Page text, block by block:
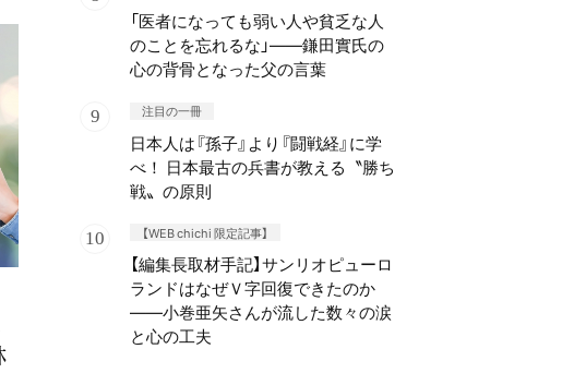
「医者になっても弱い人や貧乏な人
のことを忘れるな」——鎌田實氏の
心の背骨となった父の言葉
注目の一冊
日本人は『孫子』より『闘戦経』に学
べ！ 日本最古の兵書が教える〝勝ち
戦〟の原則
【WEB chichi 限定記事】
【編集長取材手記】サンリオピューロ
ランドはなぜＶ字回復できたのか
——小巻亜矢さんが流した数々の涙
と心の工夫